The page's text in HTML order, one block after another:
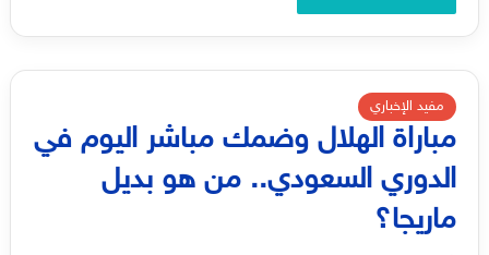
مفيد الإخباري
مباراة الهلال وضمك مباشر اليوم في
الدوري السعودي.. من هو بديل
ماريجا؟